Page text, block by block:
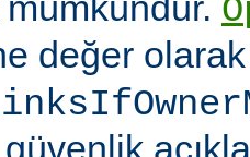
değer